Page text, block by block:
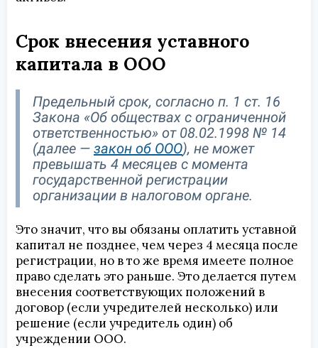
Срок внесения уставного
капитала в ООО
Предельный срок, согласно п. 1 ст. 16
Закона «Об обществах с ограниченной
ответственностью» от 08.02.1998 № 14
(далее — закон об ООО), не может
превышать 4 месяцев с момента
государственной регистрации
организации в налоговом органе.
Это значит, что вы обязаны оплатить уставной
капитал не позднее, чем через 4 месяца после
регистрации, но в то же время имеете полное
право сделать это раньше. Это делается путем
внесения соответствующих положений в
договор (если учредителей несколько) или
решение (если учредитель один) об
учреждении ООО.